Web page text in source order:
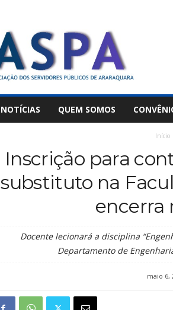
NOTÍCIAS QUEM SOMOS
Início
Inscrição para
substituto na
encerra
Docente lecionará a disciplina
Departamento de
maio 6,